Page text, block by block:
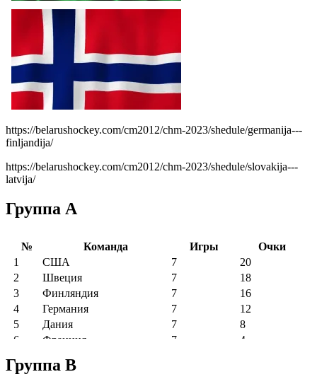
https://belarushockey.com/cm2012/chm-2023/shedule/germanija---
finljandija/
https://belarushockey.com/cm2012/chm-2023/shedule/slovakija---
latvija/
Группа А
Группа B